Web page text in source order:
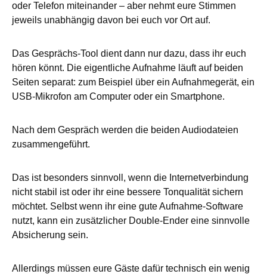
oder Telefon miteinander – aber nehmt eure Stimmen
jeweils unabhängig davon bei euch vor Ort auf.
Das Gesprächs-Tool dient dann nur dazu, dass ihr euch
hören könnt. Die eigentliche Aufnahme läuft auf beiden
Seiten separat: zum Beispiel über ein Aufnahmegerät, ein
USB-Mikrofon am Computer oder ein Smartphone.
Nach dem Gespräch werden die beiden Audiodateien
zusammengeführt.
Das ist besonders sinnvoll, wenn die Internetverbindung
nicht stabil ist oder ihr eine bessere Tonqualität sichern
möchtet. Selbst wenn ihr eine gute Aufnahme-Software
nutzt, kann ein zusätzlicher Double-Ender eine sinnvolle
Absicherung sein.
Allerdings müssen eure Gäste dafür technisch ein wenig